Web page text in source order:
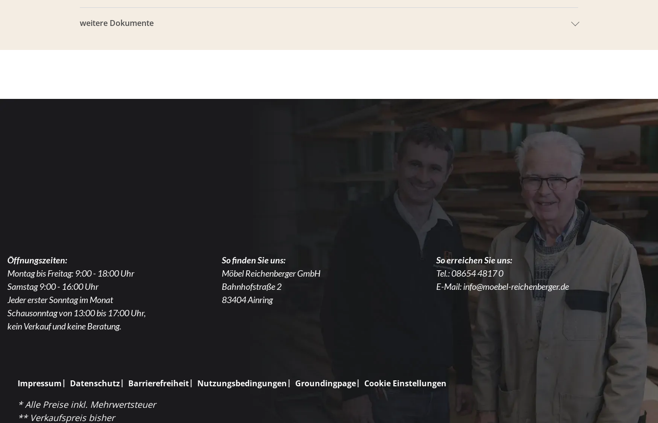
weitere Dokumente
Öffnungszeiten:
Montag bis Freitag: 9:00 - 18:00 Uhr
Samstag 9:00 - 16:00 Uhr
Jeder erster Sonntag im Monat
Schausonntag von 13:00 bis 17:00 Uhr,
kein Verkauf und keine Beratung.
So finden Sie uns:
Möbel Reichenberger GmbH
Bahnhofstraße 2
83404 Ainring
So erreichen Sie uns:
Tel.:08654 4817 0
E-Mail:info@moebel-reichenberger.de
Impressum Datenschutz Barrierefreiheit Nutzungsbedingungen Groundingpage Cookie Einstellungen
* Alle Preise inkl. Mehrwertsteuer
** Verkaufspreis bisher